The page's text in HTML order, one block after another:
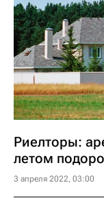
Риелторы:
летом
3 апреля 2022, 03:00